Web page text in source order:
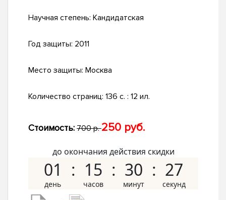
Научная степень: Кандидатская
Год защиты: 2011
Место защиты: Москва
Количество страниц: 136 с. : 12 ил.
Стоимость: 700 р.250 руб.
до окончания действия скидки
01 15 30 26